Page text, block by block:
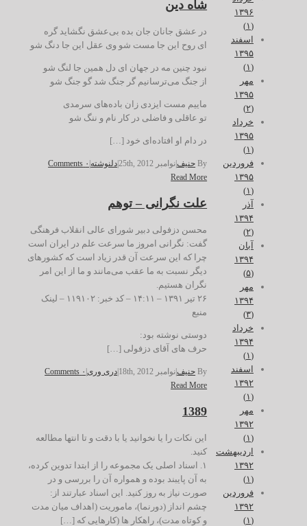
شاه دین
در عشق جانان جان بده بی‌عشق نگشاید گره
ای روح این جا مست شو وی عقل این جا دنگ شو
نبود چنین مه در جهان ای دل همین جا لنگ شو
از جنگ می‌ترسانیم گر جنگ شد گو جنگ شو
ماییم مست ایزدی زان باده‌های سرمدی
تو عاقلی و فاضلی در کار نام و ننگ شو
در دام او افتاده‌ای خود […]
By حنیف|نوامبر 25th, 2012 |دلنوشته| ۰ Comments
Read More
علت نگرانی – توهم
محسن دزفولی دبیر شورای عالی انقلاب فرهنگی
گفت: نگرانی امروز ما سرعت علم در ایران است
چرا که این سرعت آن قدر زیاد است که کشورهای
دیگر نسبت به ما عقب می‌مانند و ما از این امر
نگران هستیم.
۲۶ تير ۱۳۹۱ – ۱۴:۱۱ – کد خبر: ۱۱۹۱۰۲ – لینک
منبع
دوستی نوشته بود:
حرف های آقای دزفولی […]
By حنیف|نوامبر 18th, 2012 |دری وری| ۰ Comments
Read More
1389
این نکات را یا نخوانید یا با دقت و تا انتها مطالعه
کنید.
۱. اسناد اصلی یک مجموعه را از ابتدا تدوین کرده،
به آن پایبند بوده و همواره آن را بررسی و در
صورت نیاز به روز کنید. این اسناد عبارتند از:
چشم انداز (دورنما)، ماموریت (اهداف میان مدت
و کوتاه مدت)، راهکار ها (کارهایی که […]
۱۳۹۶
(۱)
اسفند
۱۳۹۵
(۱)
مهر
۱۳۹۵
(۲)
خرداد
۱۳۹۵
(۱)
فروردین
۱۳۹۵
(۱)
آذر
۱۳۹۴
(۲)
آبان
۱۳۹۴
(۵)
مهر
۱۳۹۴
(۳)
خرداد
۱۳۹۴
(۱)
اسفند
۱۳۹۲
(۱)
مهر
۱۳۹۲
(۱)
اردیبهشت
۱۳۹۲
(۱)
فروردین
۱۳۹۲
(۱)